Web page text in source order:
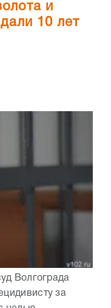
и
10 лет
Волгограда
за